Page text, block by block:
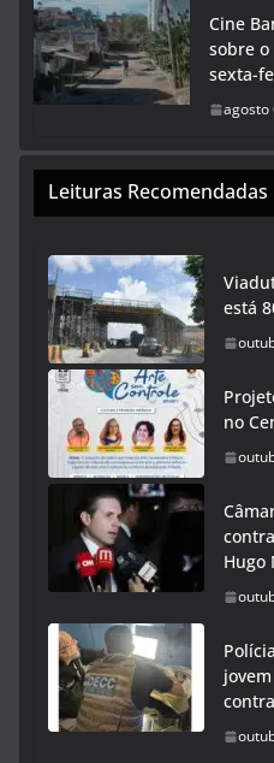
Cine
sobre o
sexta-
agosto
Leituras Recomendadas
está
no
Hugo